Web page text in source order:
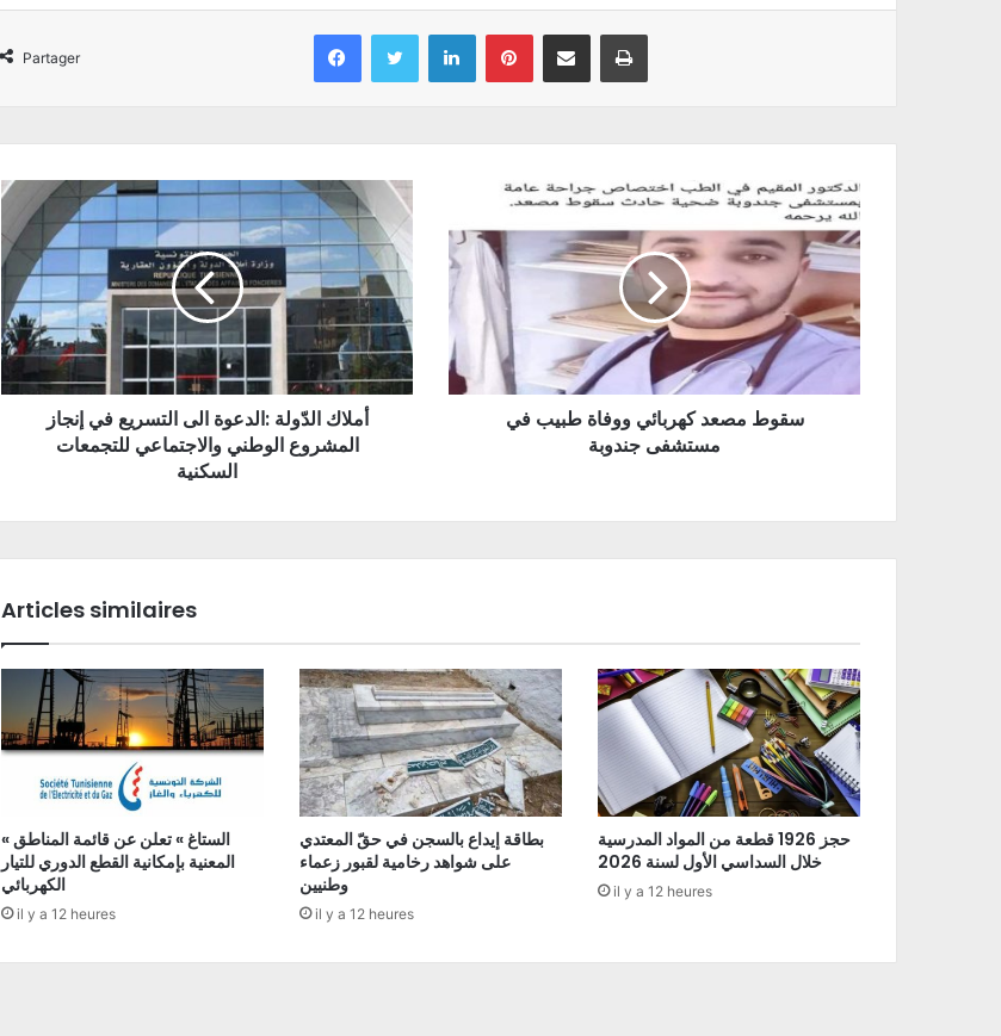
Partager
Facebook Twitter Linkedin Pinterest Partager par email Imprimer
أملاك الدّولة :الدعوة الى التسريع في إنجاز
المشروع الوطني والاجتماعي للتجمعات
السكنية
سقوط مصعد كهربائي ووفاة طبيب في
مستشفى جندوبة
Articles similaires
« الستاغ » تعلن عن قائمة المناطق
المعنية بإمكانية القطع الدوري للتيار
الكهربائي
il y a 12 heures
بطاقة إيداع بالسجن في حقّ المعتدي
على شواهد رخامية لقبور زعماء
وطنيين
il y a 12 heures
حجز 1926 قطعة من المواد المدرسية
خلال السداسي الأول لسنة 2026
il y a 12 heures